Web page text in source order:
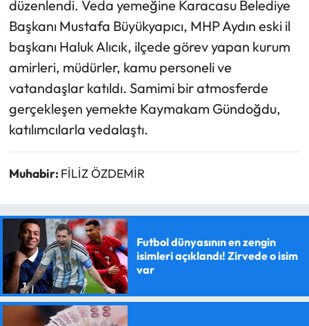
düzenlendi. Veda yemeğine Karacasu Belediye
Başkanı Mustafa Büyükyapıcı, MHP Aydın eski il
başkanı Haluk Alıcık, ilçede görev yapan kurum
amirleri, müdürler, kamu personeli ve
vatandaşlar katıldı. Samimi bir atmosferde
gerçekleşen yemekte Kaymakam Gündoğdu,
katılımcılarla vedalaştı.
Muhabir: FİLİZ ÖZDEMİR
Futbol dünyasının en zengin
isimleri açıklandı! Zirvede o isim
var